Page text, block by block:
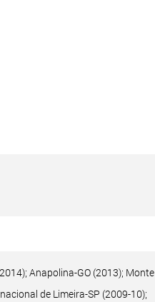
Anapolina-GO (2013); Monte
de Limeira-SP (2009-10);